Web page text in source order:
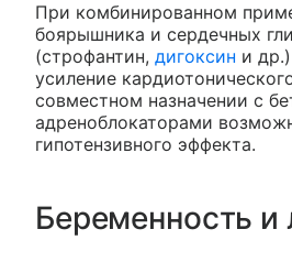
При комбинированном
боярышника и сердечных
(строфантин, дигоксин и
усиление
совместном назначении с
адреноблокаторами
гипотензивного эффекта.
Беременность и